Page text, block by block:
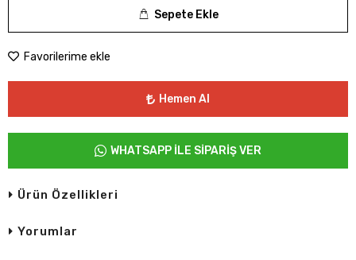
Sepete Ekle
Favorilerime ekle
Hemen Al
WHATSAPP İLE SİPARİŞ VER
Ürün Özellikleri
Yorumlar